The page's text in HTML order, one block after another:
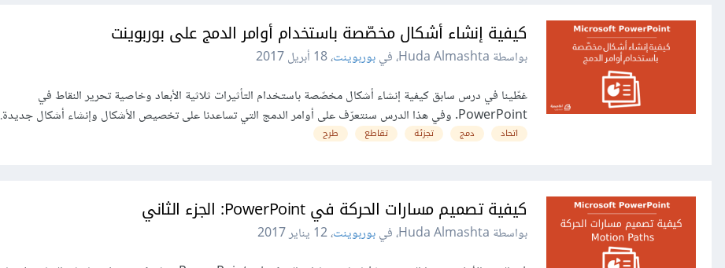
كيفية إنشاء أشكال مخصّصة باستخدام أوامر الدمج على بوربوينت
بواسطة Huda Almashta، في بوربوينت،18 أبريل 2017
غطّينا في درس سابق كيفية إنشاء أشكال مخصّصة باستخدام التأثيرات ثلاثية الأبعاد وخاصية تحرير النقاط في
PowerPoint. وفي هذا الدرس سنتعرّف على أوامر الدمج التي تساعدنا على تخصيص الأشكال وإنشاء أشكال جديدة...
اتحاد دمج تجزئة تقاطع طرح
كيفية تصميم مسارات الحركة في PowerPoint: الجزء الثاني
بواسطة Huda Almashta، في بوربوينت،12 يناير 2017